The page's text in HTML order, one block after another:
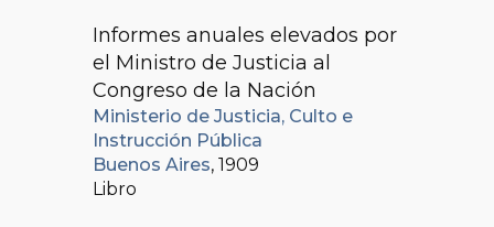
Informes anuales elevados por
el Ministro de Justicia al
Congreso de la Nación
Ministerio de Justicia, Culto e
Instrucción Pública
Buenos Aires, 1909
Libro